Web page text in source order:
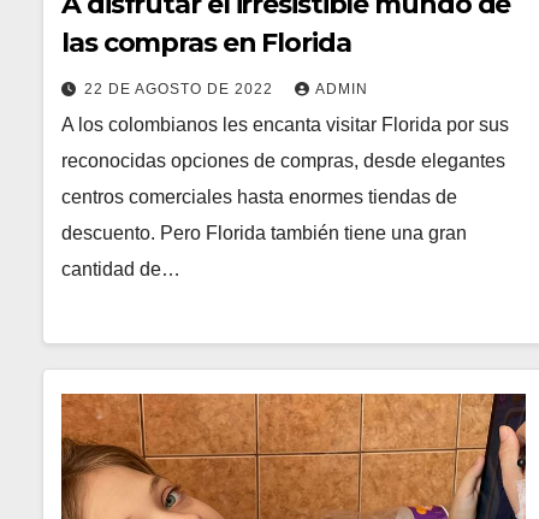
las compras en Florida
22 DE AGOSTO DE 2022 ADMIN
A los colombianos les encanta visitar Florida por sus
reconocidas opciones de compras, desde elegantes
centros comerciales hasta enormes tiendas de
descuento. Pero Florida también tiene una gran
cantidad de…